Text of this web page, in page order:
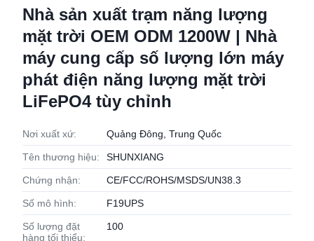
Nhà sản xuất trạm năng lượng
mặt trời OEM ODM 1200W | Nhà
máy cung cấp số lượng lớn máy
phát điện năng lượng mặt trời
LiFePO4 tùy chỉnh
Nơi xuất xứ: Quảng Đông, Trung Quốc
Tên thương hiệu: SHUNXIANG
Chứng nhận: CE/FCC/ROHS/MSDS/UN38.3
Số mô hình: F19UPS
Số lượng đặt
hàng tối thiểu:
100